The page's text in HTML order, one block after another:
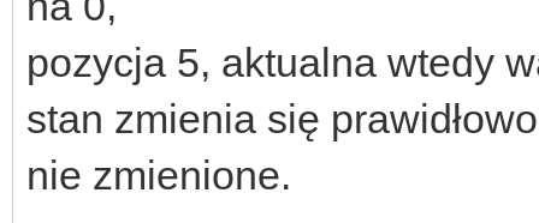
pozycja 5, aktualna wtedy
stan zmienia się
nie zmienione.